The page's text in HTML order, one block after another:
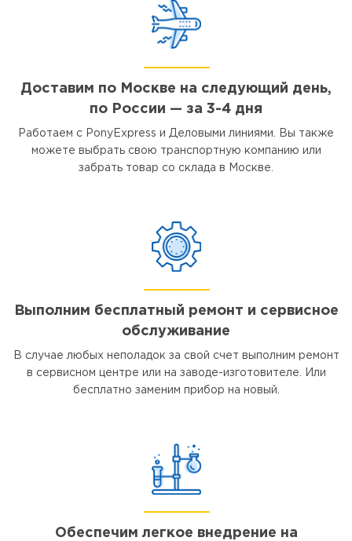
Доставим по Москве на следующий день,
по России — за 3-4 дня
Работаем с PonyExpress и Деловыми линиями. Вы также
можете выбрать свою транспортную компанию или
забрать товар со склада в Москве.
Выполним бесплатный ремонт и сервисное
обслуживание
В случае любых неполадок за свой счет выполним ремонт
в сервисном центре или на заводе-изготовителе. Или
бесплатно заменим прибор на новый.
Обеспечим легкое внедрение на